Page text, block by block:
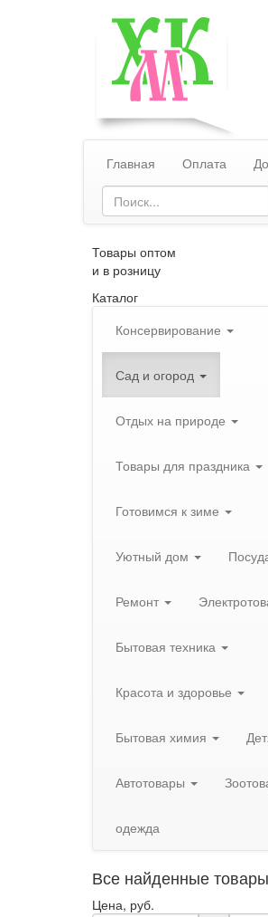
Главная Оплата
Товары оптом
и в розницу
Каталог
Консервирование
Сад и огород
Отдых на природе
Товары для праздника
Готовимся к зиме
Уютный дом
Ремонт
Бытовая техника
Красота и здоровье
Бытовая химия
Автотовары
одежда
Все найденные
Цена, руб.